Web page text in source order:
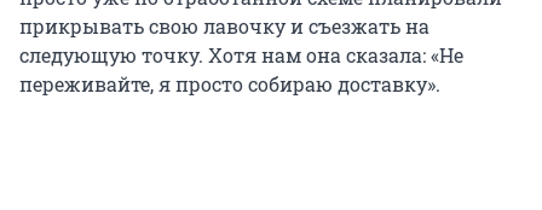
прикрывать свою лавочку и съезжать на
следующую точку. Хотя нам она сказала: «Не
переживайте, я просто собираю доставку».